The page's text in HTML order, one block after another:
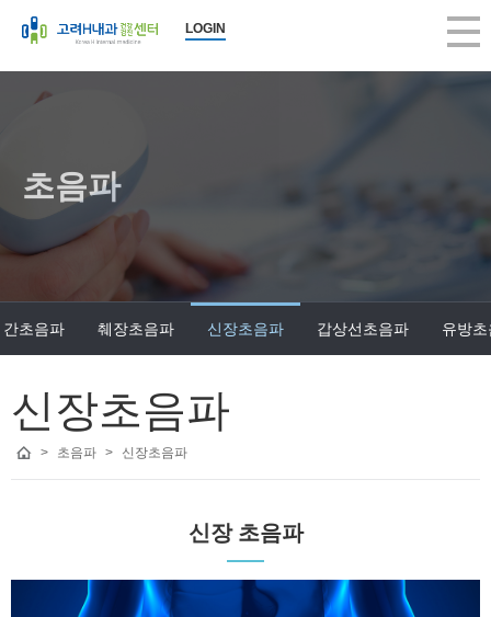
LOGIN
초음파
간초음파 췌장초음파 신장초음파 갑상선초음파 유방
신장초음파
> 초음파 > 신장초음파
신장 초음파